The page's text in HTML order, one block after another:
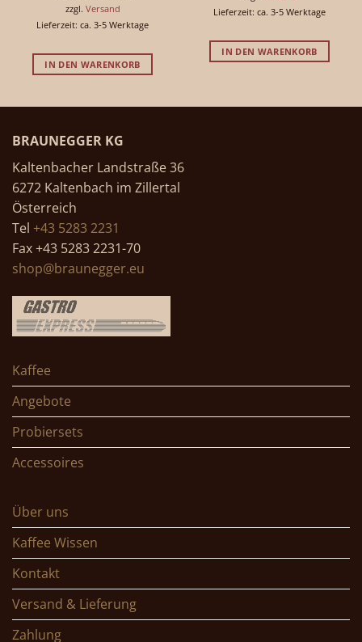
zzgl. Versand
Lieferzeit: ca. 3-5 Werktage
IN DEN WARENKORB
Lieferzeit: ca. 3-5 Werktage
IN DEN WARENKORB
BRAUNEGGER KG
Kaltenbacher Landstraße 36
6272 Kaltenbach im Zillertal
Österreich
Tel +43 5283 2231
Fax +43 5283 2231-70
shop@braunegger.eu
Kaffee
Angebote
Probiersets
Accessoires
Über uns
Kaffee Wissen
Kontakt
Versand & Lieferung
Zahlung